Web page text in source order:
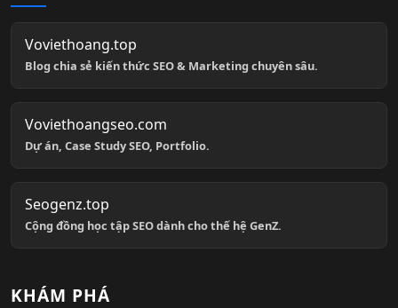
Voviethoang.top
Blog chia sẻ kiến thức SEO & Marketing chuyên sâu.
Voviethoangseo.com
Dự án, Case Study SEO, Portfolio.
Seogenz.top
Cộng đồng học tập SEO dành cho thế hệ GenZ.
KHÁM PHÁ